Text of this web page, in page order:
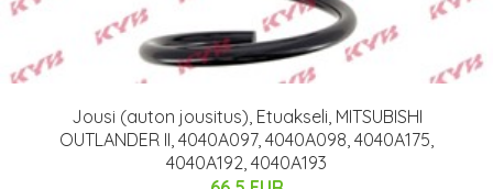
Jousi (auton jousitus), Etuakseli, MITSUBISHI
OUTLANDER II, 4040A097, 4040A098, 4040A175,
4040A192, 4040A193